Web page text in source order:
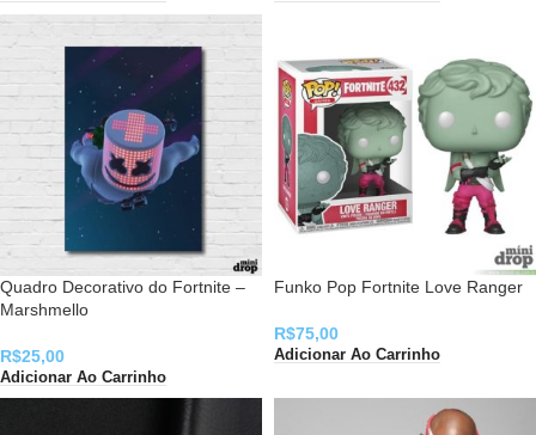
Quadro Decorativo do Fortnite –
Marshmello
R$25,00
Adicionar Ao Carrinho
Funko Pop Fortnite Love Ranger
R$75,00
Adicionar Ao Carrinho